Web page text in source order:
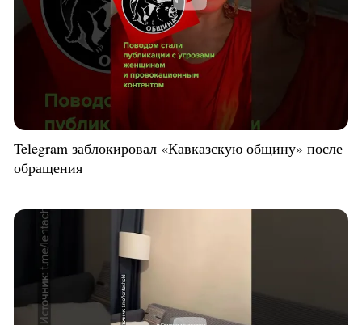
Telegram заблокировал «Кавказскую общину» после
обращения